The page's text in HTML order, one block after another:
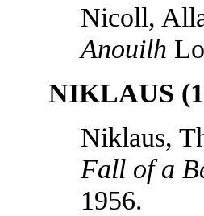
Nicoll,
Anouilh
NIKLAUS
Niklaus,
Fall of a
1956.